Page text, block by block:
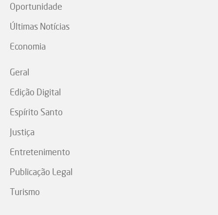
Oportunidade
Últimas Notícias
Economia
Geral
Edição Digital
Espírito Santo
Justiça
Entretenimento
Publicação Legal
Turismo